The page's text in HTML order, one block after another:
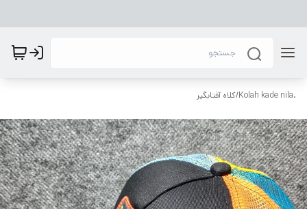
.Kolah kade nila
/کلاه آفتابگیر